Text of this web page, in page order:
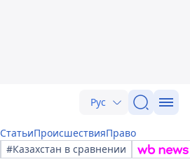
Рус
СтатьиПроисшествияПраво
#Казахстан в сравнении